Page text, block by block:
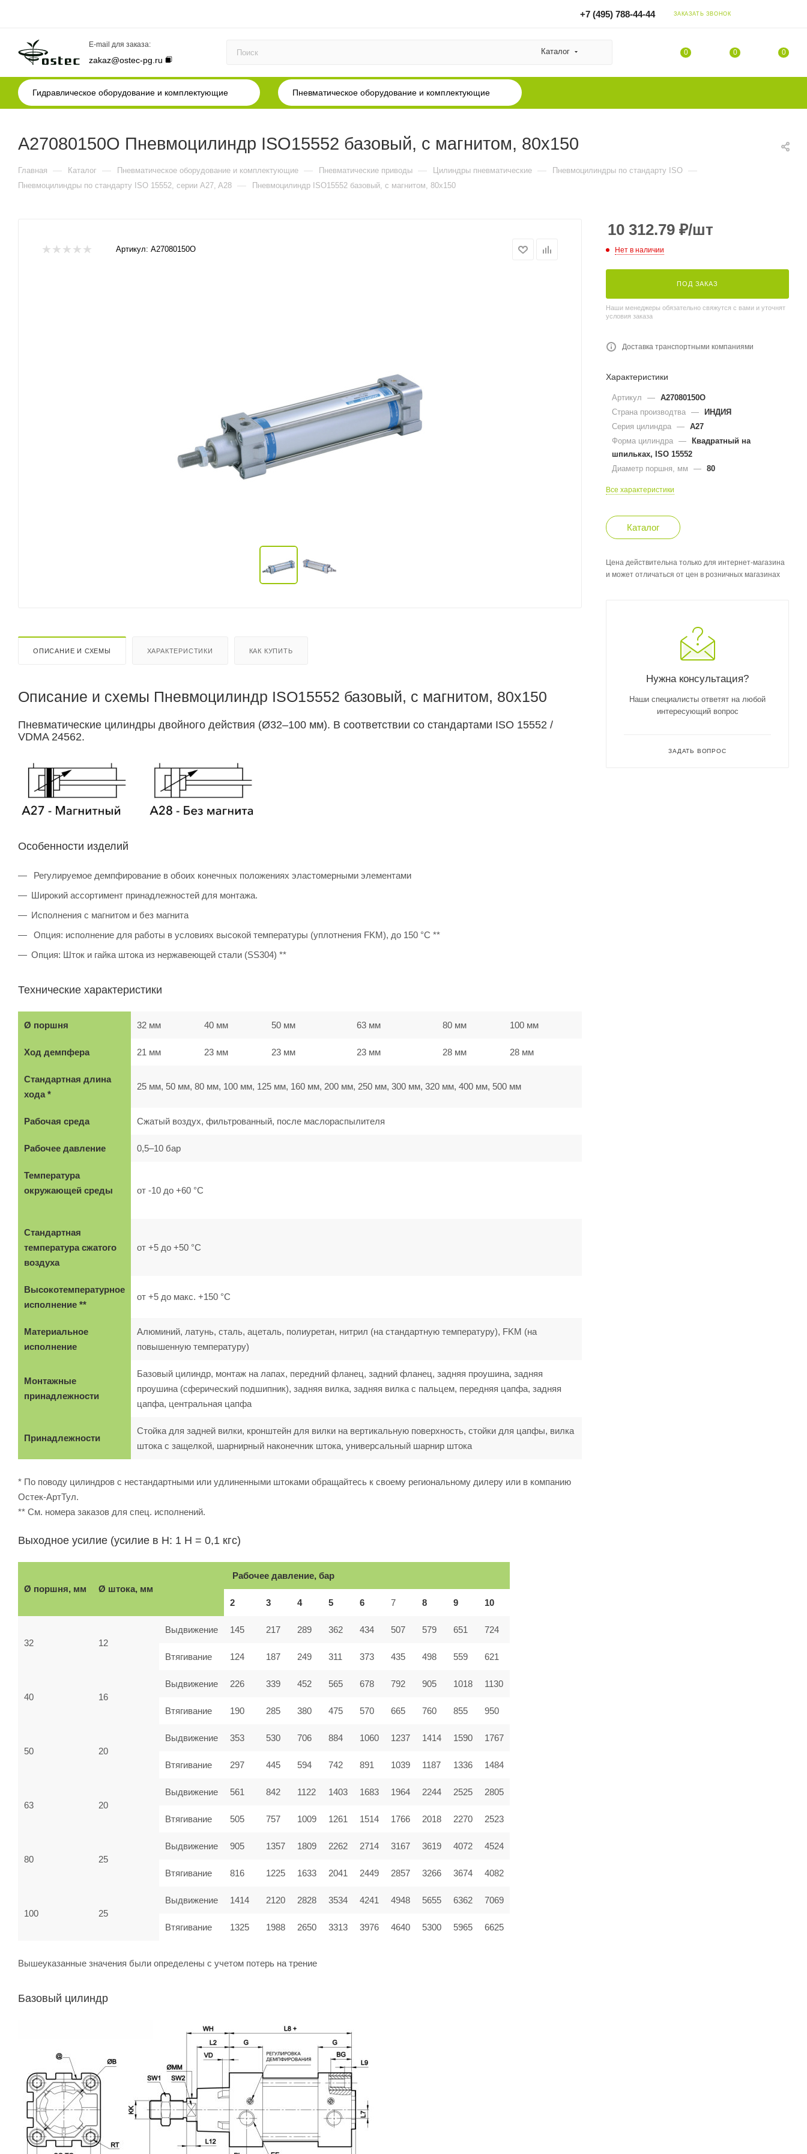
+7 (495) 788-44-44 ЗАКАЗАТЬ ЗВОНОК
E-mail для заказа:
zakaz@ostec-pg.ru
Каталог 0 0 0
Гидравлическое оборудование и комплектующие Пневматическое оборудование и комплектующие
A27080150O Пневмоцилиндр ISO15552 базовый, с магнитом, 80x150
Главная — Каталог — Пневматическое оборудование и комплектующие — Пневматические приводы — Цилиндры пневматические — Пневмоцилиндры по стандарту ISO —
Пневмоцилиндры по стандарту ISO 15552, серии A27, A28 — Пневмоцилиндр ISO15552 базовый, с магнитом, 80x150
Артикул: A27080150O
ОПИСАНИЕ И СХЕМЫ ХАРАКТЕРИСТИКИ КАК КУПИТЬ
Описание и схемы Пневмоцилиндр ISO15552 базовый, с магнитом, 80x150
Пневматические цилиндры двойного действия (Ø32–100 мм). В соответствии со стандартами ISO 15552 /
VDMA 24562.
Особенности изделий
Регулируемое демпфирование в обоих конечных положениях эластомерными элементами
Широкий ассортимент принадлежностей для монтажа.
Исполнения с магнитом и без магнита
Опция: исполнение для работы в условиях высокой температуры (уплотнения FKM), до 150 °C **
Опция: Шток и гайка штока из нержавеющей стали (SS304) **
Технические характеристики
Ø поршня 32 мм 40 мм 50 мм 63 мм 80 мм 100 мм
Ход демпфера 21 мм 23 мм 23 мм 23 мм 28 мм 28 мм
Стандартная длина
хода *
25 мм, 50 мм, 80 мм, 100 мм, 125 мм, 160 мм, 200 мм, 250 мм, 300 мм, 320 мм, 400 мм, 500 мм
Рабочая среда Сжатый воздух, фильтрованный, после маслораспылителя
Рабочее давление 0,5–10 бар
Температура
окружающей среды
от -10 до +60 °C
Стандартная
температура сжатого
воздуха
от +5 до +50 °C
Высокотемпературное
исполнение **
от +5 до макс. +150 °C
Материальное
исполнение
Алюминий, латунь, сталь, ацеталь, полиуретан, нитрил (на стандартную температуру), FKM (на
повышенную температуру)
Монтажные
принадлежности
Базовый цилиндр, монтаж на лапах, передний фланец, задний фланец, задняя проушина, задняя
проушина (сферический подшипник), задняя вилка, задняя вилка с пальцем, передняя цапфа, задняя
цапфа, центральная цапфа
Принадлежности
Стойка для задней вилки, кронштейн для вилки на вертикальную поверхность, стойки для цапфы, вилка
штока с защелкой, шарнирный наконечник штока, универсальный шарнир штока
* По поводу цилиндров с нестандартными или удлиненными штоками обращайтесь к своему региональному дилеру или в компанию
Остек-АртТул.
** См. номера заказов для спец. исполнений.
Выходное усилие (усилие в Н: 1 Н = 0,1 кгс)
Ø поршня, мм Ø штока, мм
Рабочее давление, бар
2 3 4 5 6 7 8 9 10
32 12
Выдвижение 145 217 289 362 434 507 579 651 724
Втягивание 124 187 249 311 373 435 498 559 621
40 16
Выдвижение 226 339 452 565 678 792 905 1018 1130
Втягивание 190 285 380 475 570 665 760 855 950
50 20
Выдвижение 353 530 706 884 1060 1237 1414 1590 1767
Втягивание 297 445 594 742 891 1039 1187 1336 1484
63 20
Выдвижение 561 842 1122 1403 1683 1964 2244 2525 2805
Втягивание 505 757 1009 1261 1514 1766 2018 2270 2523
80 25
Выдвижение 905 1357 1809 2262 2714 3167 3619 4072 4524
Втягивание 816 1225 1633 2041 2449 2857 3266 3674 4082
100 25
Выдвижение 1414 2120 2828 3534 4241 4948 5655 6362 7069
Втягивание 1325 1988 2650 3313 3976 4640 5300 5965 6625
Вышеуказанные значения были определены с учетом потерь на трение
Базовый цилиндр
10 312.79 ₽/шт
Нет в наличии
ПОД ЗАКАЗ
Наши менеджеры обязательно свяжутся с вами и уточнят
условия заказа
Доставка транспортными компаниями
Характеристики
Артикул — A27080150O
Страна производтва — ИНДИЯ
Серия цилиндра — A27
Форма цилиндра — Квадратный на
шпильках, ISO 15552
Диаметр поршня, мм
— 80
Все характеристики
Каталог
Цена действительна только для интернет-магазина
и может отличаться от цен в розничных магазинах
Нужна консультация?
Наши специалисты ответят на любой
интересующий вопрос
ЗАДАТЬ ВОПРОС